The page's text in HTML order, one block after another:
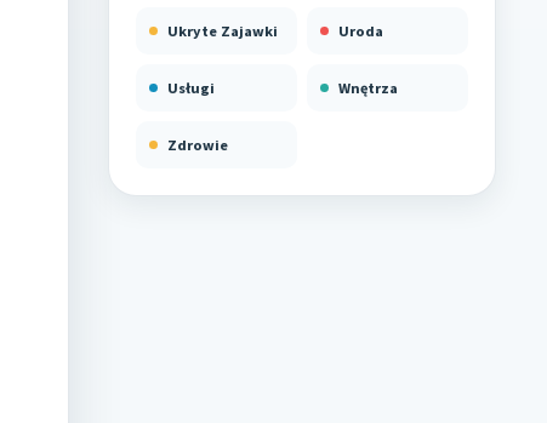
Ukryte Zajawki Uroda
Usługi Wnętrza
Zdrowie